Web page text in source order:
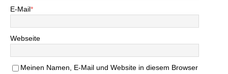
E-Mail*
Webseite
Meinen Namen, E-Mail und Website in diesem Browser